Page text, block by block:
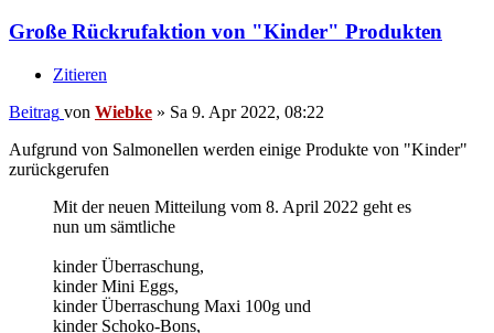
Große Rückrufaktion von "Kinder" Produkten
Zitieren
Beitrag von Wiebke » Sa 9. Apr 2022, 08:22
Aufgrund von Salmonellen werden einige Produkte von "Kinder"
zurückgerufen
Mit der neuen Mitteilung vom 8. April 2022 geht es
nun um sämtliche
kinder Überraschung,
kinder Mini Eggs,
kinder Überraschung Maxi 100g und
kinder Schoko-Bons,